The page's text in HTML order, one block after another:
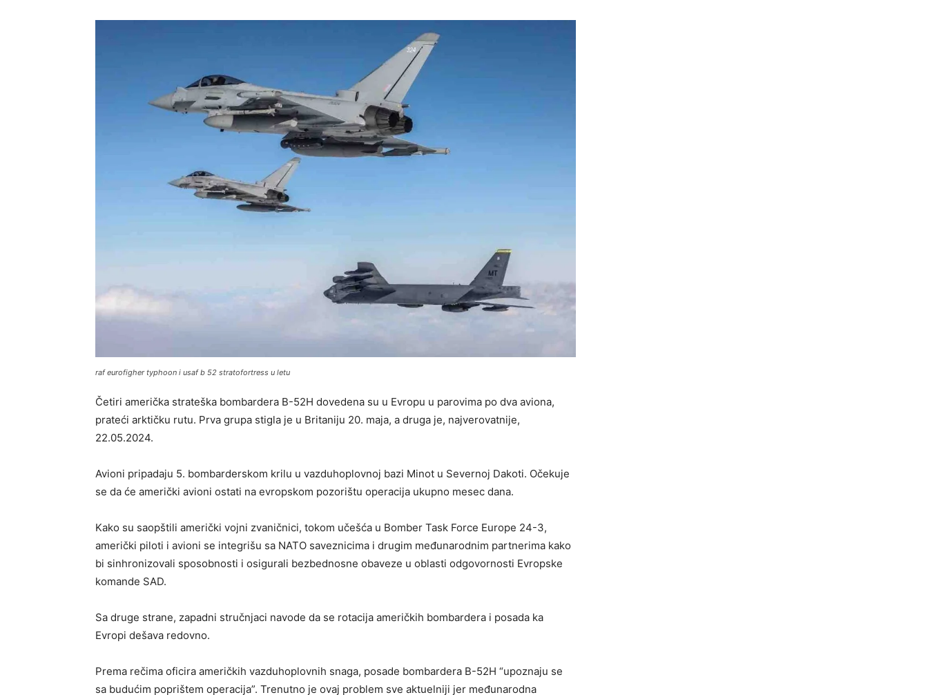
raf eurofigher typhoon i usaf b 52 stratofortress u letu
Četiri američka strateška bombardera B-52H dovedena su u Evropu u parovima po dva aviona,
prateći arktičku rutu. Prva grupa stigla je u Britaniju 20. maja, a druga je, najverovatnije,
22.05.2024.
Avioni pripadaju 5. bombarderskom krilu u vazduhoplovnoj bazi Minot u Severnoj Dakoti. Očekuje
se da će američki avioni ostati na evropskom pozorištu operacija ukupno mesec dana.
Kako su saopštili američki vojni zvaničnici, tokom učešća u Bomber Task Force Europe 24-3,
američki piloti i avioni se integrišu sa NATO saveznicima i drugim međunarodnim partnerima kako
bi sinhronizovali sposobnosti i osigurali bezbednosne obaveze u oblasti odgovornosti Evropske
komande SAD.
Sa druge strane, zapadni stručnjaci navode da se rotacija američkih bombardera i posada ka
Evropi dešava redovno.
Prema rečima oficira američkih vazduhoplovnih snaga, posade bombardera B-52H “upoznaju se
sa budućim poprištem operacija”. Trenutno je ovaj problem sve aktuelniji jer međunarodna